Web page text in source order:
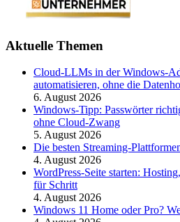
Aktuelle Themen
Cloud-LLMs in der Windows-
automatisieren, ohne die
6. August 2026
Windows-Tipp: Passwörter
ohne Cloud-Zwang
5. August 2026
Die besten Streaming-
4. August 2026
WordPress-Seite starten:
für Schritt
4. August 2026
Windows 11 Home oder Pro?